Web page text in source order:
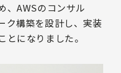
、AWSのコンサル
ク構築を設計し、実装
とになりました。